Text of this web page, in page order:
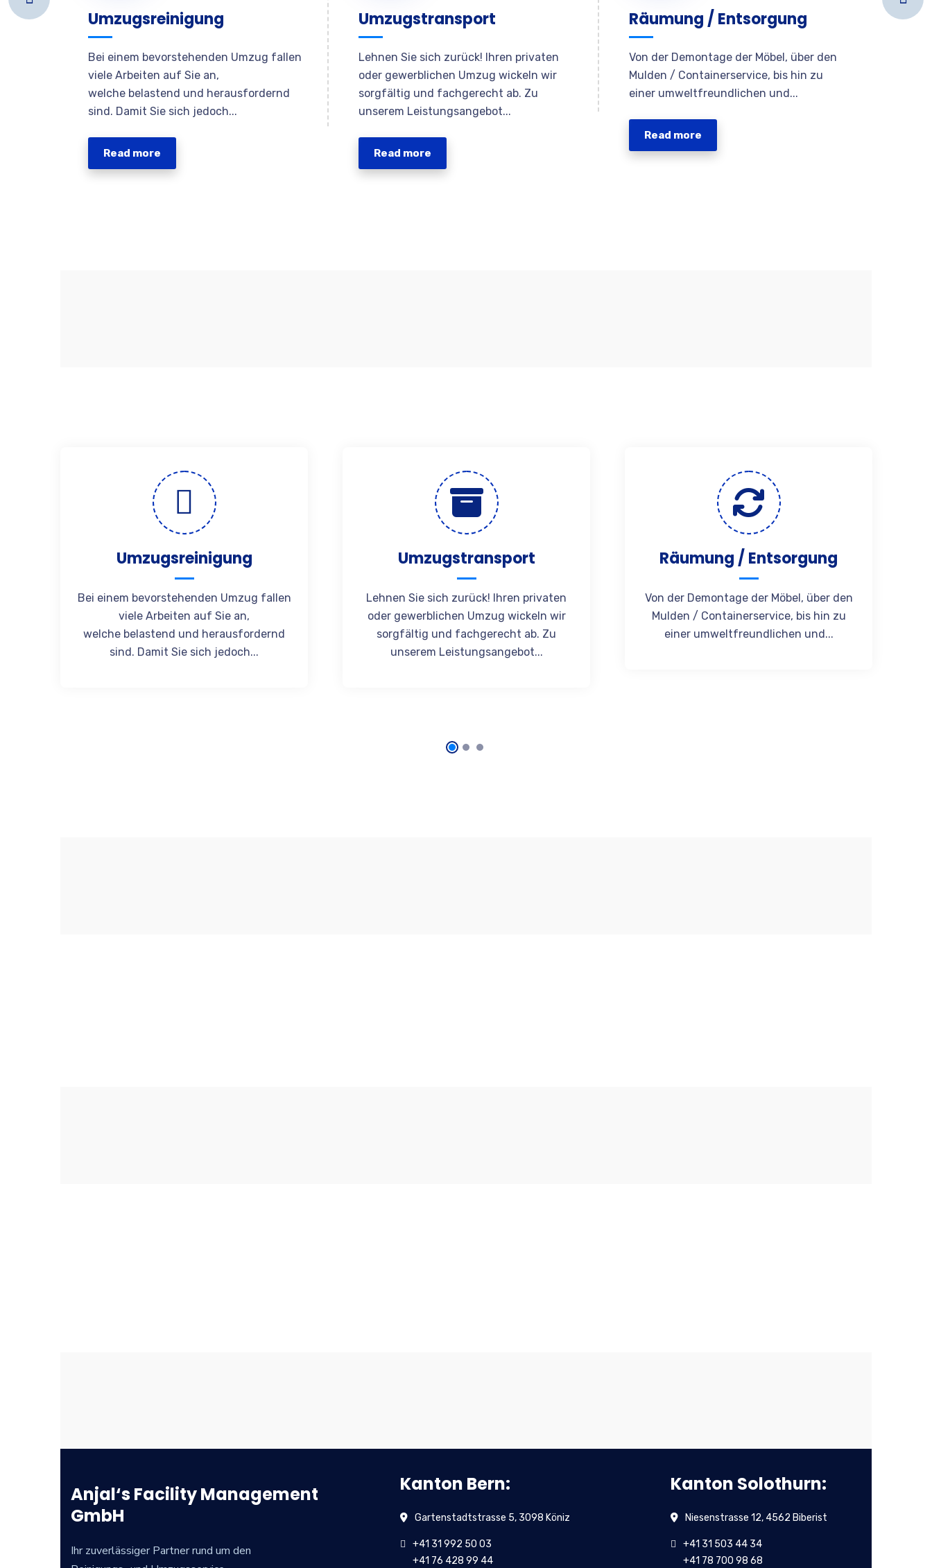
Umzugsreinigung
Bei einem bevorstehenden Umzug fallen
viele Arbeiten auf Sie an,
welche belastend und herausfordernd
sind. Damit Sie sich jedoch...
Read more
Umzugstransport
Lehnen Sie sich zurück! Ihren privaten
oder gewerblichen Umzug wickeln wir
sorgfältig und fachgerecht ab. Zu
unserem Leistungsangebot...
Read more
Räumung / Entsorgung
Von der Demontage der Möbel, über den
Mulden / Containerservice, bis hin zu
einer umweltfreundlichen und...
Read more
Umzugsreinigung
Bei einem bevorstehenden Umzug fallen
viele Arbeiten auf Sie an,
welche belastend und herausfordernd
sind. Damit Sie sich jedoch...
Umzugstransport
Lehnen Sie sich zurück! Ihren privaten
oder gewerblichen Umzug wickeln wir
sorgfältig und fachgerecht ab. Zu
unserem Leistungsangebot...
Räumung / Entsorgung
Von der Demontage der Möbel, über den
Mulden / Containerservice, bis hin zu
einer umweltfreundlichen und...
Anjal‘s Facility Management
GmbH
Ihr zuverlässiger Partner rund um den
Kanton Bern:
Gartenstadtstrasse 5, 3098 Köniz
+41 31 992 50 03
+41 76 428 99 44
Kanton Solothurn:
Niesenstrasse 12, 4562 Biberist
+41 31 503 44 34
+41 78 700 98 68